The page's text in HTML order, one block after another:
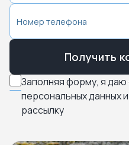
Заполняя форму, я даю
персональных данных
рассылку
Получить